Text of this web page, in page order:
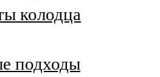
колодца
подходы